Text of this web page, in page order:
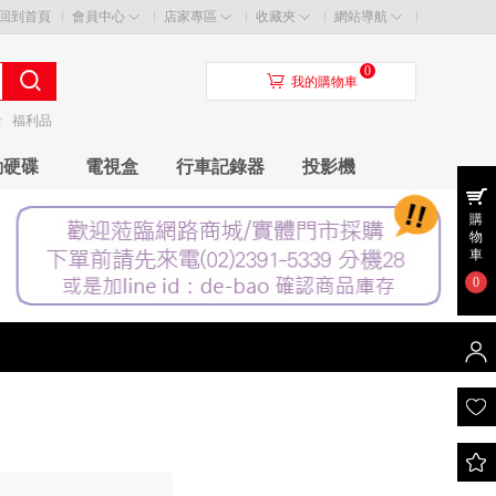
回到首頁 會員中心 店家專區 收藏夾 網站導航
福利品
󰃦 我的購物車
0
碟 電視盒 行車記錄器 投影機
購
物
車
0